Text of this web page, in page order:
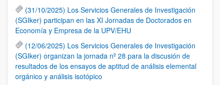
(31/10/2025) Los Servicios Generales de Investigación
(SGIker) participan en las XI Jornadas de Doctorados en
Economía y Empresa de la UPV/EHU
(12/06/2025) Los Servicios Generales de Investigación
(SGIker) organizan la jornada nº 28 para la discusión de
resultados de los ensayos de aptitud de análisis elemental
orgánico y análisis isotópico